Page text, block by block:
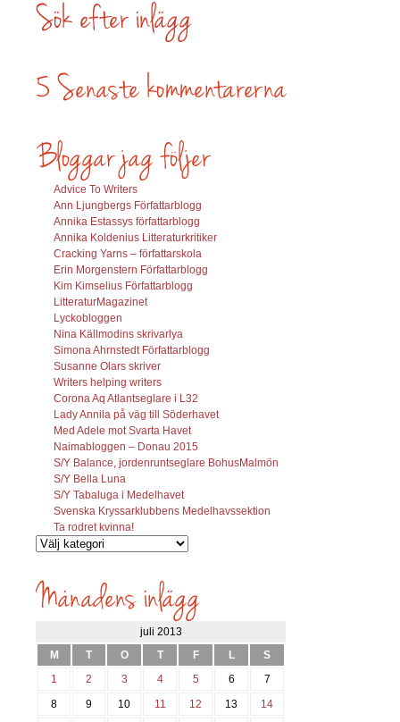
Advice To Writers
Ann Ljungbergs Författarblogg
Annika Estassys författarblogg
Annika Koldenius Litteraturkritiker
Cracking Yarns – författarskola
Erin Morgenstern Författarblogg
Kim Kimselius Författarblogg
LitteraturMagazinet
Lyckobloggen
Nina Källmodins skrivarlya
Simona Ahrnstedt Författarblogg
Susanne Olars skriver
Writers helping writers
Corona Aq Atlantseglare i L32
Lady Annila på väg till Söderhavet
Med Adele mot Svarta Havet
Naimabloggen – Donau 2015
S/Y Balance, jordenruntseglare BohusMalmön
S/Y Bella Luna
S/Y Tabaluga i Medelhavet
Svenska Kryssarklubbens Medelhavssektion
Ta rodret kvinna!
Vilka
söks?
juli 2013
M
T O T F L
S
1
2 3 4 5 6
7
8
9 10 11 12 13
14